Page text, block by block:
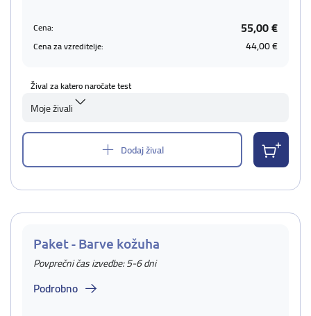
Cena: 55,00 €
Cena za vzreditelje: 44,00 €
Žival za katero naročate test
Moje živali
Dodaj žival
Paket - Barve kožuha
Povprečni čas izvedbe: 5-6 dni
Podrobno